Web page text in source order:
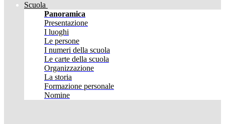
Scuola
Panoramica
Presentazione
I luoghi
Le persone
I numeri della scuola
Le carte della scuola
Organizzazione
La storia
Formazione personale
Nomine